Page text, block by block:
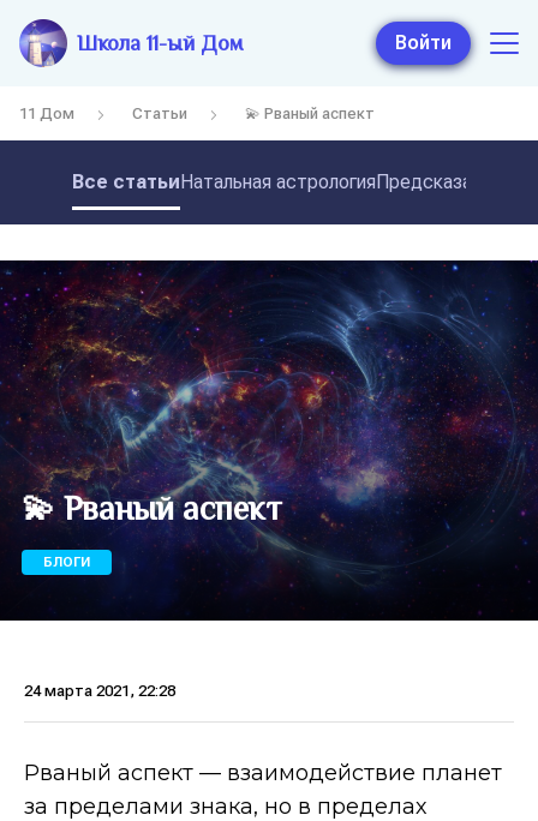
Школа 11-ый Дом Войти
11 Дом Статьи 💫 Рваный аспект
Все статьиНатальная астрология
💫 Рваный аспект
БЛОГИ
24 марта 2021, 22:28
Рваный аспект — взаимодействие планет
за пределами знака, но в пределах